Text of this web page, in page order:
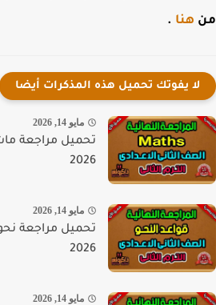
هنا.
لا يفوتك تحميل هذه المذكرات أيضا
مايو 14, 2026
تحميل مراجعة ماث
2026
مايو 14, 2026
تحميل مراجعة نحو
2026
مايو 14, 2026